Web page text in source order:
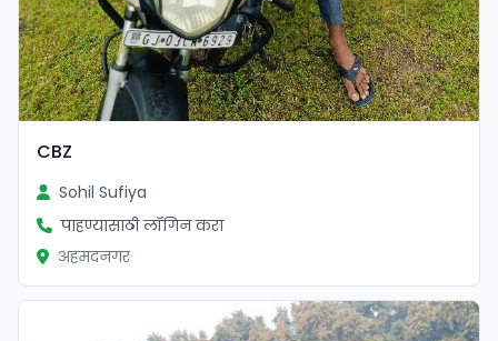
CBZ
Sohil Sufiya
पाहण्यासाठी लॉगिन करा
अहमदनगर